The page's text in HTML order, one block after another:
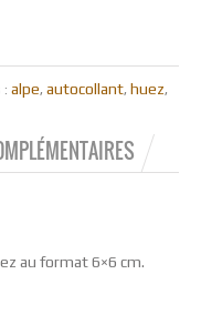
: alpe, autocollant, huez,
au format 6×6 cm.